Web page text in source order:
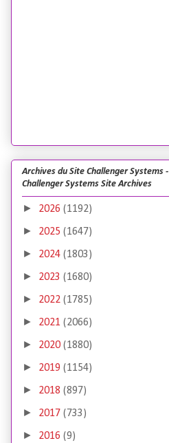
Archives du Site Challenger Systems -
Challenger Systems Site Archives
► 2026 (1192)
► 2025 (1647)
► 2024 (1803)
► 2023 (1680)
► 2022 (1785)
► 2021 (2066)
► 2020 (1880)
► 2019 (1154)
► 2018 (897)
► 2017 (733)
► 2016 (9)